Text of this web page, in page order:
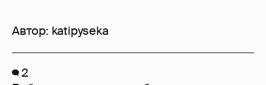
Автор: katipyseka
2